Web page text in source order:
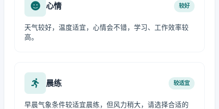
心情 较好
天气较好，温度适宜，心情会不错，学习、工作效率较
高。
晨练 较适宜
早晨气象条件较适宜晨练，但风力稍大，请选择合适的